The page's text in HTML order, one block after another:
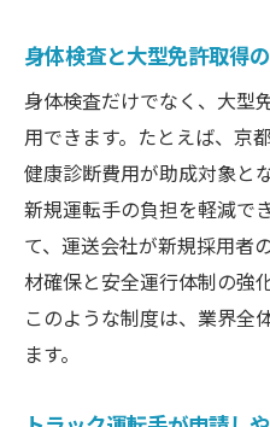
身体検査と大型免許取得
身体検査だけでなく、大型
用できます。たとえば、京
健康診断費用が助成対象と
新規運転手の負担を軽減で
て、運送会社が新規採用者
材確保と安全運行体制の強
このような制度は、業界全
ます。